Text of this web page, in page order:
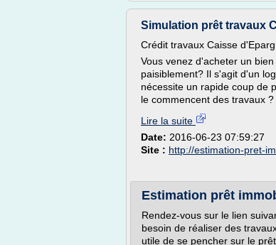
Simulation prêt travaux
Crédit travaux Caisse
Vous venez d'acheter un
paisiblement? Il s'agit d'un
nécessite un rapide coup de
le commencent des travaux
Lire la suite
Date: 2016-06-23 07:59:27
Site : http://estimation-pret-
Estimation prêt
Rendez-vous sur le lien
besoin de réaliser des
utile de se pencher sur le